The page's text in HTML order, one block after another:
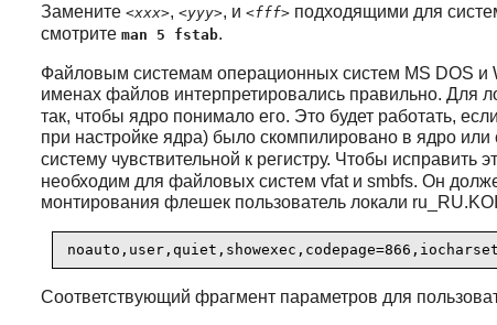
Замените <xxx>, <yyy>, и <fff>подходящими для
смотрите man 5 fstab.
Файловым системам операционных систем MS DOS и
именах файлов интерпретировались правильно. Для
так, чтобы ядро понимало его. Это будет работать,
при настройке ядра) было скомпилировано в ядро
систему чувствительной к регистру. Чтобы исправить
необходим для файловых систем vfat и smbfs. Он
монтирования флешек пользователь локали
Соответствующий фрагмент параметров для